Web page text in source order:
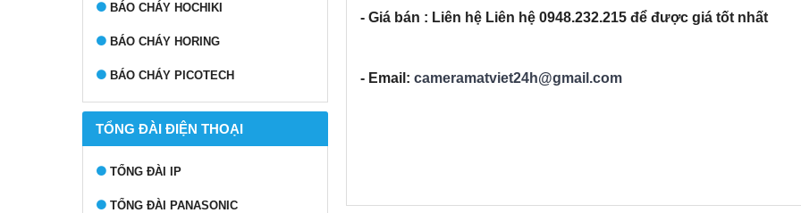
BÁO CHÁY HOCHIKI
BÁO CHÁY HORING
BÁO CHÁY PICOTECH
TỔNG ĐÀI ĐIỆN THOẠI
TỔNG ĐÀI IP
TỔNG ĐÀI PANASONIC
- Giá bán : Liên hệ Liên hệ 0948.232.215 để được giá tốt nhất
- Email: cameramatviet24h@gmail.com